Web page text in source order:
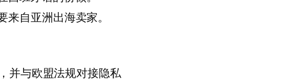
自亚洲出海卖家。
并与欧盟法规对接隐私